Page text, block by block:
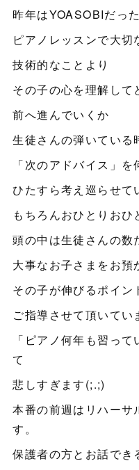
昨年はYOASOBIだっ
ピアノレッスンで大切
技術的なことより
その子の心を理解して
前へ進んでいくか
生徒さんの弾いている
「次のアドバイス」
ひたすら考え巡らせて
もちろんおひとりおひ
頭の中は生徒さんの数
大事なお子さまをお預
その子が伸びるポイン
ご指導させて頂いてい
「ピアノ何年も習っ
て
悲しすぎます(;.;)
本番の前週はリハーサ
す。
保護者の方とお話でき